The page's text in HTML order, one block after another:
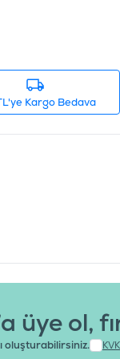
Kargo Bedava
üye ol,
oluşturabilirsiniz.